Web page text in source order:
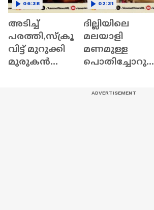
അടിച്ച്
പരത്തി,സ്ക്രൂ
വിട്ട് മുറുക്കി
മുരുകന്‍
06:38
ദില്ലിയിലെ
മലയാളി
മണമുള്ള
പൊതിച്ചോറുക
02:31